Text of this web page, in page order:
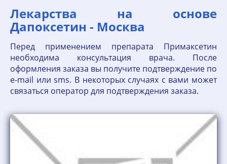
Лекарства на основе
Дапоксетин - Москва
Перед применением препарата Примаксетин
необходима консультация врача. После
оформления заказа вы получите подтверждение по
е-mail или sms. В некоторых случаях с вами может
связаться оператор для подтверждения заказа.